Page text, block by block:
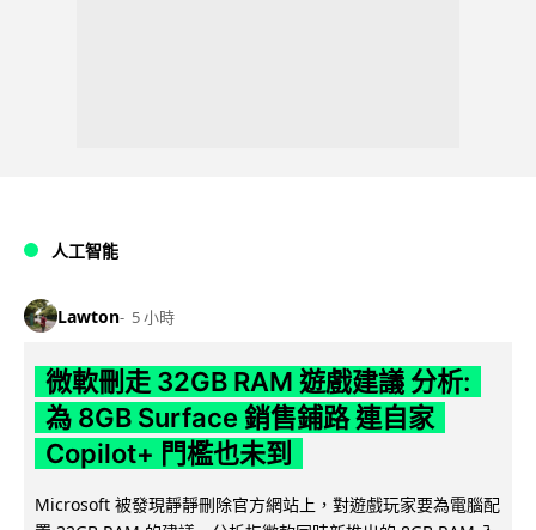
人工智能
Lawton 5 小時
微軟刪走 32GB RAM 遊戲建議 分析:
為 8GB Surface 銷售鋪路 連自家
Copilot+ 門檻也未到
Microsoft 被發現靜靜刪除官方網站上，對遊戲玩家要為電腦配